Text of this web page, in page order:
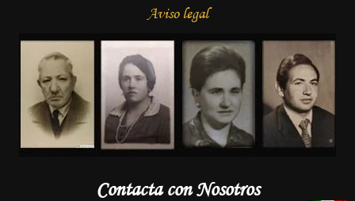
Aviso legal
Contacta con Nosotros